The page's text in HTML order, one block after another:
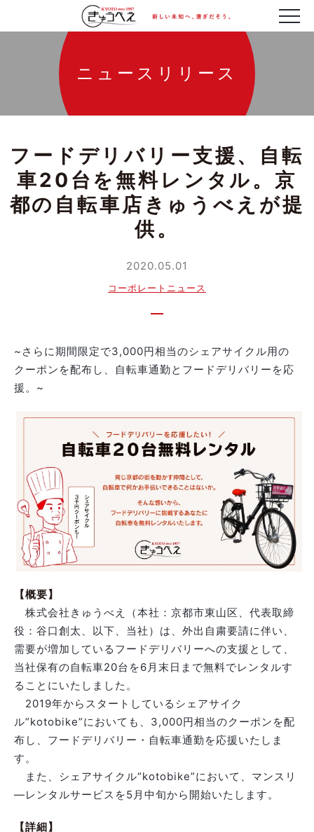
ニュースリリース
フードデリバリー支援、自転
車20台を無料レンタル。京
都の自転車店きゅうべえが提
供。
2020.05.01
コーポレートニュース
~さらに期間限定で3,000円相当のシェアサイクル用の
クーポンを配布し、自転車通勤とフードデリバリーを応
援。~
【概要】
株式会社きゅうべえ（本社：京都市東山区、代表取締
役：谷口創太、以下、当社）は、外出自粛要請に伴い、
需要が増加しているフードデリバリーへの支援として、
当社保有の自転車20台を6月末日まで無料でレンタルす
ることにいたしました。
2019年からスタートしているシェアサイク
ル”kotobike”においても、3,000円相当のクーポンを配
布し、フードデリバリー・自転車通勤を応援いたしま
す。
また、シェアサイクル“kotobike”において、マンスリ
―レンタルサービスを5月中旬から開始いたします。
【詳細】